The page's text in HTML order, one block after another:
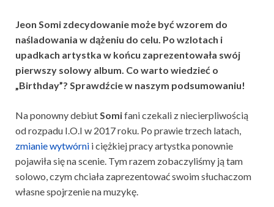
Jeon Somi zdecydowanie może być wzorem do
naśladowania w dążeniu do celu. Po wzlotach i
upadkach artystka w końcu zaprezentowała swój
pierwszy solowy album. Co warto wiedzieć o
„Birthday”? Sprawdźcie w naszym podsumowaniu!
Na ponowny debiutSomifani czekali z niecierpliwością
od rozpadu I.O.I w 2017 roku. Po prawie trzech latach,
zmianie wytwórni i ciężkiej pracy artystka ponownie
pojawiła się na scenie. Tym razem zobaczyliśmy ją tam
solowo, czym chciała zaprezentować swoim słuchaczom
własne spojrzenie na muzykę.